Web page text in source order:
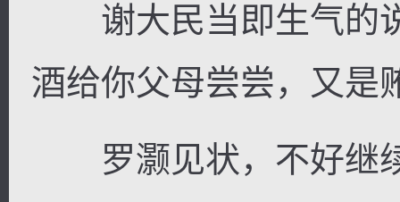
谢大民当即生气的说
酒给你父母尝尝，又是
罗灏见状，不好继